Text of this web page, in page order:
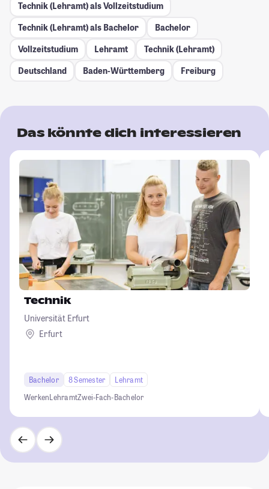
Technik (Lehramt) als Vollzeitstudium
Technik (Lehramt) als Bachelor
Bachelor
Vollzeitstudium
Lehramt
Technik (Lehramt)
Deutschland
Baden-Württemberg Freiburg
Das könnte dich interessieren
Technik
Universität Erfurt
Erfurt
Bachelor 8 Semester
Lehramt
WerkenLehramtZwei-Fach-Bachelor